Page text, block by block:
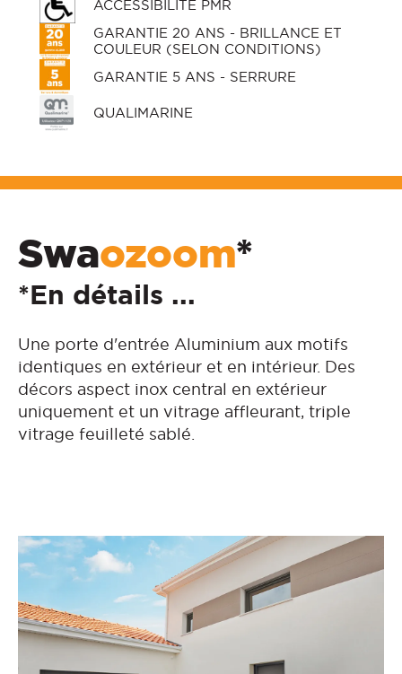
ACCESSIBILITÉ PMR
GARANTIE 20 ANS - BRILLANCE ET
COULEUR (SELON CONDITIONS)
GARANTIE 5 ANS - SERRURE
QUALIMARINE
Swaozoom*
*En détails ...
Une porte d'entrée Aluminium aux motifs
identiques en extérieur et en intérieur. Des
décors aspect inox central en extérieur
uniquement et un vitrage affleurant, triple
vitrage feuilleté sablé.